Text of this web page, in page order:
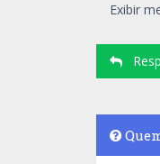
Exibir